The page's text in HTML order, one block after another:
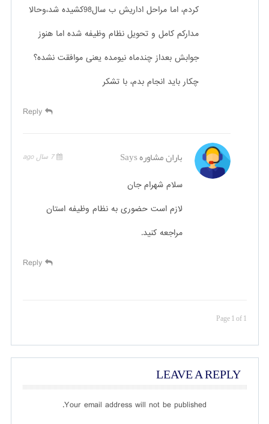
کردم، اما مراحل اداریش ب سال98کشیده شد،وحالا
مدارکم کامل و تحویل نظام وظیفه شده اما هنوز
جوابش بعداز چندماه نیومده یعنی موافقت نشده؟
چکار باید انجام بدم، با تشکر
Reply
باران مشاورهSays 7 سال ago
سلام شهرام جان
لازم است حضوری به نظام وظیفه استان
مراجعه کنید.
Reply
Page 1 of 1
LEAVE A REPLY
Your email address will not be published.